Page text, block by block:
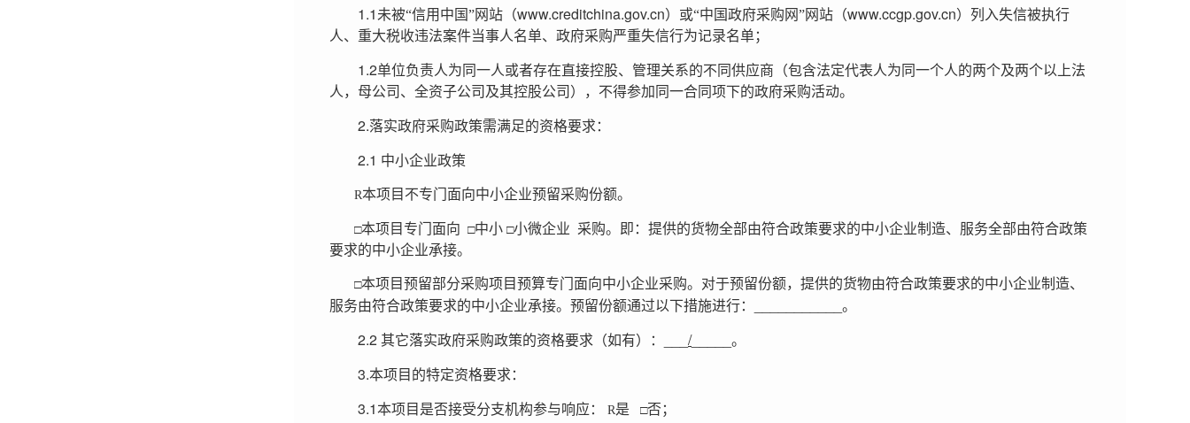
1.1 未被“信用中国”网站（www.creditchina.gov.cn）或“中国政府采购网”网站（www.ccgp.gov.cn）列入失信被执行
人、重大税收违法案件当事人名单、政府采购严重失信行为记录名单；
1.2单位负责人为同一人或者存在直接控股、管理关系的不同供应商（包含法定代表人为同一个人的两个及两个以上法
人，母公司、全资子公司及其控股公司），不得参加同一合同项下的政府采购活动。
2.落实政府采购政策需满足的资格要求：
2.1 中小企业政策
R本项目不专门面向中小企业预留采购份额。
□本项目专门面向 □中小 □小微企业 采购。即：提供的货物全部由符合政策要求的中小企业制造、服务全部由符合政策
要求的中小企业承接。
□本项目预留部分采购项目预算专门面向中小企业采购。对于预留份额，提供的货物由符合政策要求的中小企业制造、
服务由符合政策要求的中小企业承接。预留份额通过以下措施进行：
。
2.2 其它落实政府采购政策的资格要求（如有）： /_____ 。
3.本项目的特定资格要求：
3.1本项目是否接受分支机构参与响应： R是 □否；